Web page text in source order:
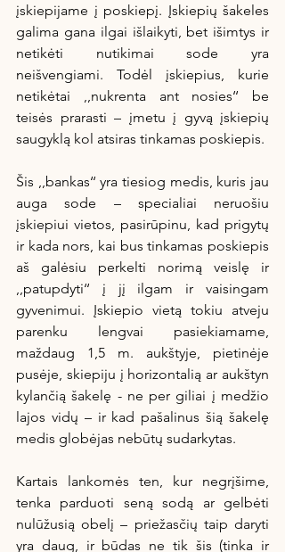
įskiepijame į poskiepį. Įskiepių šakeles
galima gana ilgai išlaikyti, bet išimtys ir
netikėti nutikimai sode yra
neišvengiami. Todėl įskiepius, kurie
netikėtai ,,nukrenta ant nosies‘‘ be
teisės prarasti – įmetu į gyvą įskiepių
saugyklą kol atsiras tinkamas poskiepis.
Šis ,,bankas‘‘ yra tiesiog medis, kuris jau
auga sode – specialiai neruošiu
įskiepiui vietos, pasirūpinu, kad prigytų
ir kada nors, kai bus tinkamas poskiepis
aš galėsiu perkelti norimą veislę ir
,,patupdyti‘‘ į jį ilgam ir vaisingam
gyvenimui. Įskiepio vietą tokiu atveju
parenku lengvai pasiekiamame,
maždaug 1,5 m. aukštyje, pietinėje
pusėje, skiepiju į horizontalią ar aukštyn
kylančią šakelę - ne per giliai į medžio
lajos vidų – ir kad pašalinus šią šakelę
medis globėjas nebūtų sudarkytas.
Kartais lankomės ten, kur negrįšime,
tenka parduoti seną sodą ar gelbėti
nulūžusią obelį – priežasčių taip daryti
yra daug, ir būdas ne tik šis (tinka ir